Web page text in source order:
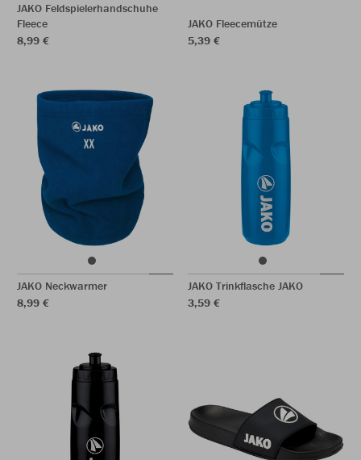
JAKO Feldspielerhandschuhe
Fleece
8,99 €
JAKO Fleecemütze
5,39 €
JAKO Neckwarmer
8,99 €
JAKO Trinkflasche JAKO
3,59 €